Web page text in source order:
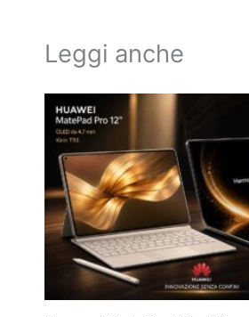
Leggi anche